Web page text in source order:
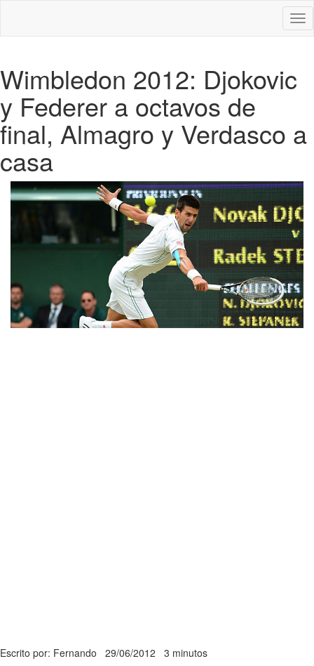
Wimbledon 2012: Djokovic
y Federer a octavos de
final, Almagro y Verdasco a
casa
Escrito por: Fernando 29/06/2012 3 minutos